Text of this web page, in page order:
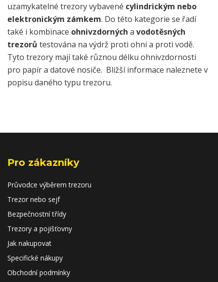
uzamykatelné trezory vybavené cylindrickým nebo
elektronickým zámkem. Do této kategorie se řadí
také i kombinace ohnivzdorných a vodotěsných
trezorů testována na výdrž proti ohni a proti vodě.
Tyto trezory mají také různou délku ohnivzdornosti
pro papír a datové nosiče. Bližší informace naleznete v
popisu daného typu trezoru.
Pro zákazníky
Průvodce výběrem trezoru
Trezor nebo sejf
Bezpečnostní třídy
Trezory a pojišťovny
Jak nakupovat
Specifické nákupy
Obchodní podmínky